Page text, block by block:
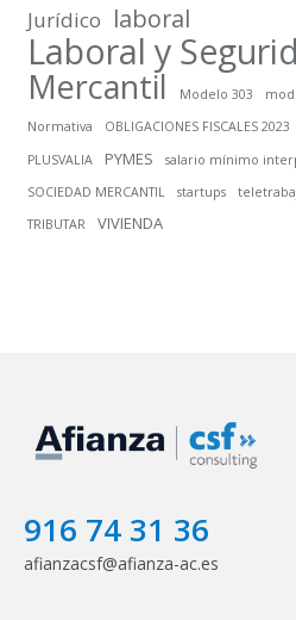
Jurídico laboral
Laboral y
Mercantil Modelo 303
Normativa
OBLIGACIONES FISCALES 2023
PLUSVALIA
PYMES salario mínimo
SOCIEDAD MERCANTIL startups
TRIBUTAR
VIVIENDA
916 74 31 36
afianzacsf@afianza-ac.es